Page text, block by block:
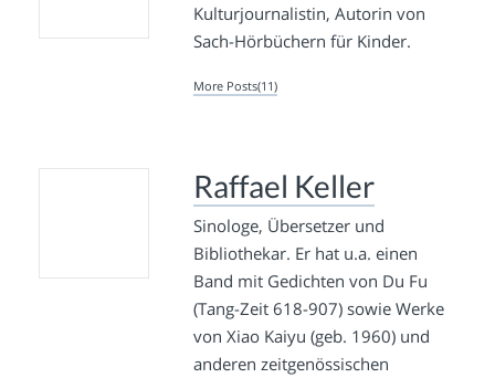
Kulturjournalistin, Autorin von
Sach-Hörbüchern für Kinder.
More Posts(11)
Raffael Keller
Sinologe, Übersetzer und
Bibliothekar. Er hat u.a. einen
Band mit Gedichten von Du Fu
(Tang-Zeit 618-907) sowie Werke
von Xiao Kaiyu (geb. 1960) und
anderen zeitgenössischen